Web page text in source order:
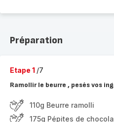
Préparation
Etape 1 /7
Ramollir le beurre , pesés vos
110g Beurre ramolli
175g Pépites de